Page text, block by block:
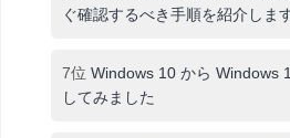
ぐ確認するべき手順を紹介しま
7位 Windows 10 から Windows
してみました